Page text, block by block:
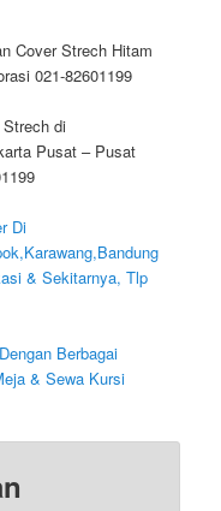
Cover Strech Hitam
021-82601199
di
Pusat – Pusat
Di
& Sekitarnya, Tlp
Berbagai
& Sewa Kursi